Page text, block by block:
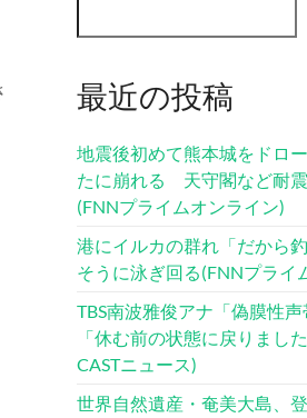
最近の投稿
地震後初めて熊本城をドロ
たに崩れる 天守閣など耐
(FNNプライムオンライン)
港にイルカの群れ「だから
そうに泳ぎ回る(FNNプライ
TBS南波雅俊アナ「偽膜性
「休む前の状態に戻りまし
CASTニュース)
世界自然遺産・奄美大島、